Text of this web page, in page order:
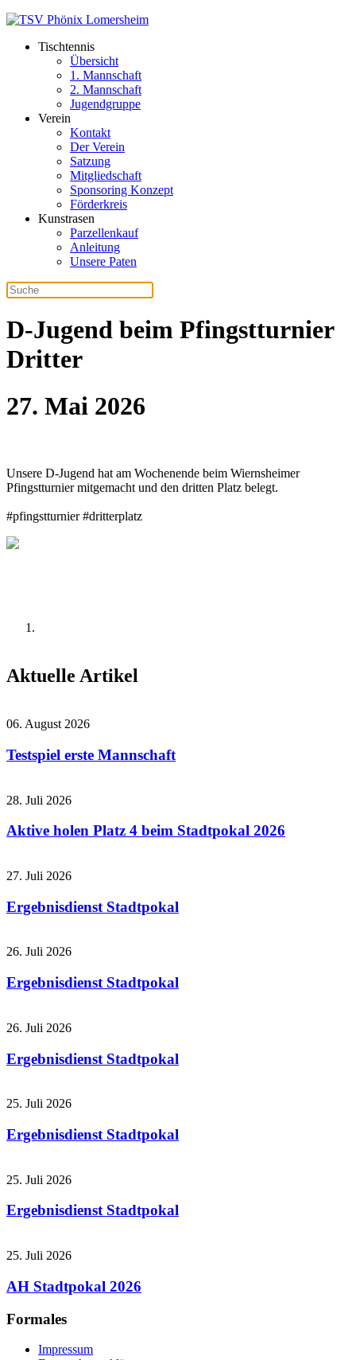
Tischtennis
Übersicht
1. Mannschaft
2. Mannschaft
Jugendgruppe
Verein
Kontakt
Der Verein
Satzung
Mitgliedschaft
Sponsoring Konzept
Förderkreis
Kunstrasen
Parzellenkauf
Anleitung
Unsere Paten
D-Jugend beim Pfingstturnier
Dritter
27. Mai 2026
Unsere D-Jugend hat am Wochenende beim Wiernsheimer
Pfingstturnier mitgemacht und den dritten Platz belegt.
#pfingstturnier #dritterplatz
Aktuelle Artikel
06. August 2026
Testspiel erste Mannschaft
28. Juli 2026
Aktive holen Platz 4 beim Stadtpokal 2026
27. Juli 2026
Ergebnisdienst Stadtpokal
26. Juli 2026
Ergebnisdienst Stadtpokal
26. Juli 2026
Ergebnisdienst Stadtpokal
25. Juli 2026
Ergebnisdienst Stadtpokal
25. Juli 2026
Ergebnisdienst Stadtpokal
25. Juli 2026
AH Stadtpokal 2026
Formales
Impressum